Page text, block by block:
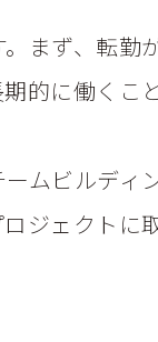
まず、転勤
的に働くこ
ムビルディ
ジェクトに